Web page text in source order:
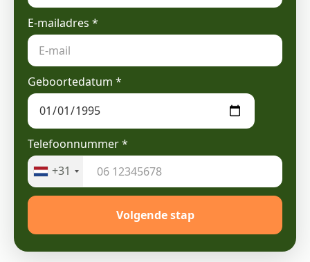
E-mailadres *
Geboortedatum *
Telefoonnummer*
+31
Volgende stap